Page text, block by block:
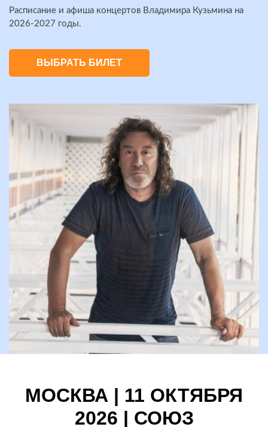
Расписание и афиша концертов Владимира Кузьмина на
2026-2027 годы.
ВЫБРАТЬ БИЛЕТ
МОСКВА | 11 ОКТЯБРЯ
2026 | СОЮЗ